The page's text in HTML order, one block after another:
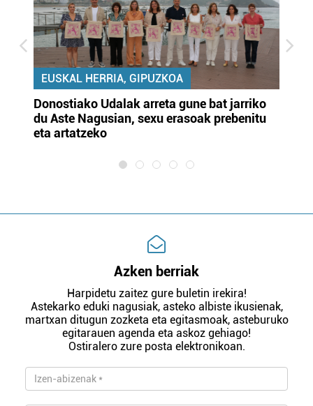
EUSKAL HERRIA, GIPUZKOA
Donostiako Udalak arreta gune bat jarriko
du Aste Nagusian, sexu erasoak prebenitu
eta artatzeko
Azken berriak
Harpidetu zaitez gure buletin irekira!
Astekarko eduki nagusiak, asteko albiste ikusienak,
martxan ditugun zozketa eta egitasmoak, asteburuko
egitarauen agenda eta askoz gehiago!
Ostiralero zure posta elektronikoan.